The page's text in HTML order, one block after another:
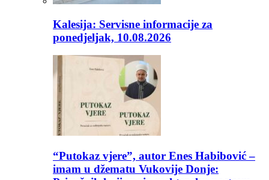
Kalesija: Servisne informacije za
ponedjeljak, 10.08.2026
“Putokaz vjere”, autor Enes Habibović –
imam u džematu Vukovije Donje: